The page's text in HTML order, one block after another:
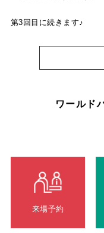
第3回目に続きます♪
ワールド
来場予約